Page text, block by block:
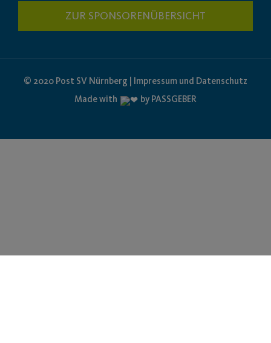
ZUR SPONSORENÜBERSICHT
© 2020 Post SV Nürnberg | Impressum und Datenschutz
Made with
by PASSGEBER